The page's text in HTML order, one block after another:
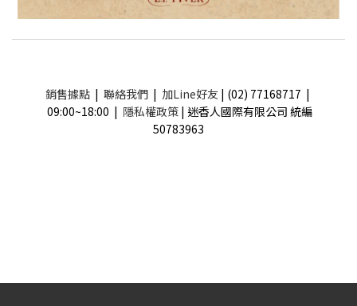
銷售據點| 聯絡我們| 加Line好友 | (02) 77168717 |
09:00~18:00 | 隱私權政策 | 迷香人國際有限公司 統編
50783963